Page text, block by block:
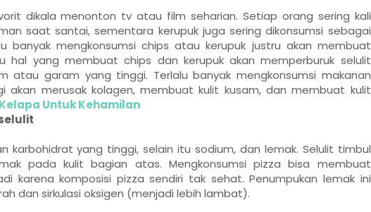
dikala menonton tv atau film seharian. Setiap orang sering kali
saat santai, sementara kerupuk juga sering dikonsumsi sebagai
banyak mengkonsumsi chips atau kerupuk justru akan membuat
hal yang membuat chips dan kerupuk akan memperburuk selulit
atau garam yang tinggi. Terlalu banyak mengkonsumsi makanan
akan merusak kolagen, membuat kulit kusam, dan membuat kulit
Untuk Kehamilan
karbohidrat yang tinggi, selain itu sodium, dan lemak. Selulit timbul
pada kulit bagian atas. Mengkonsumsi pizza bisa membuat
karena komposisi pizza sendiri tak sehat. Penumpukan lemak ini
dan sirkulasi oksigen (menjadi lebih lambat).